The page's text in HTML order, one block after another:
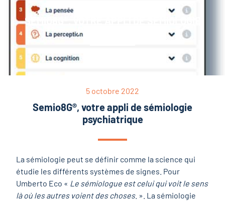
SEMIO8G®, VOTRE APPLI DE SÉMIOLOGIE
PSYCHIATRIQUE
5 octobre 2022
Semio8G®, votre appli de sémiologie
psychiatrique
La sémiologie peut se définir comme la science qui
étudie les différents systèmes de signes. Pour
Umberto Eco « Le sémiologue est celui qui voit le sens
là où les autres voient des choses. ». La sémiologie